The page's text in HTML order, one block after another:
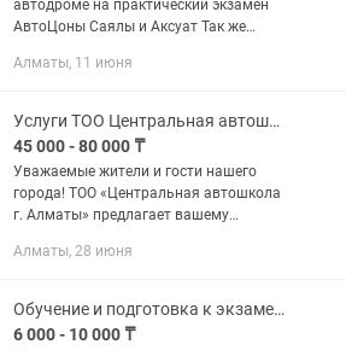
автодроме на практический экзамен
АвтоЦоны Саялы и Аксуат Так же
адекватный не курящий Тойота
Алматы, 11 июня
Услуги ТОО Центральная автошкола г.Алматы
45 000 - 80 000 ₸
Уважаемые жители и гости нашего
города! ТОО «Центральная автошкола
г. Алматы» предлагает вашему
профессиональной подготовки
«А.А1.B.С.С1....
Алматы, 28 июня
Обучение и подготовка к экзаменам. Инструктор по вождению. Автоинструктор
6 000 - 10 000 ₸